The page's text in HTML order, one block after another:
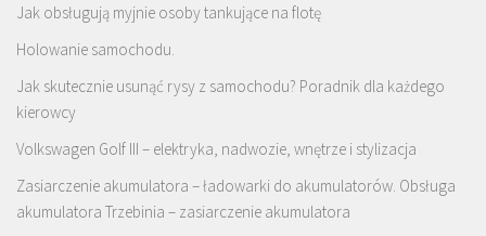
Jak obsługują myjnie osoby tankujące na flotę
Holowanie samochodu.
Jak skutecznie usunąć rysy z samochodu? Poradnik dla każdego
kierowcy
Volkswagen Golf III – elektryka, nadwozie, wnętrze i stylizacja
Zasiarczenie akumulatora – ładowarki do akumulatorów. Obsługa
akumulatora Trzebinia – zasiarczenie akumulatora